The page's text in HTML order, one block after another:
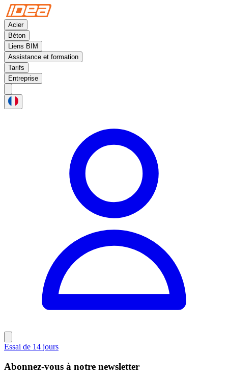
Acier
Béton
Liens BIM
Assistance et formation
Tarifs
Entreprise
Essai de 14 jours
Abonnez-vous à notre newsletter